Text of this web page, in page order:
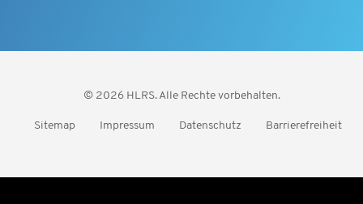
© 2026 HLRS. Alle Rechte vorbehalten.
Sitemap Impressum Datenschutz Barrierefreiheit